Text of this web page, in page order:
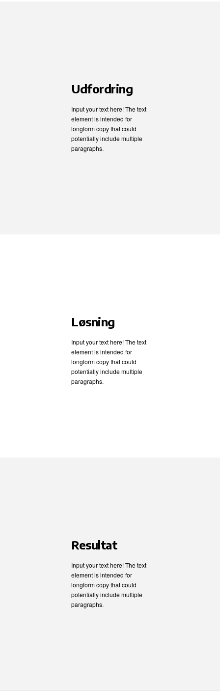
Udfordring
Input your text here! The text
element is intended for
longform copy that could
potentially include multiple
paragraphs.
Løsning
Input your text here! The text
element is intended for
longform copy that could
potentially include multiple
paragraphs.
Resultat
Input your text here! The text
element is intended for
longform copy that could
potentially include multiple
paragraphs.